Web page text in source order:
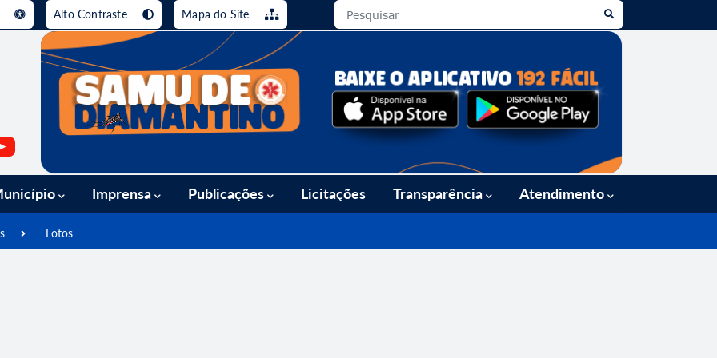
[alt+3] Ir para o rodapé [alt+4]
Alto Contraste Mapa do Site
Imprensa Publicações Licitações Transparência Atendimento
Fotos